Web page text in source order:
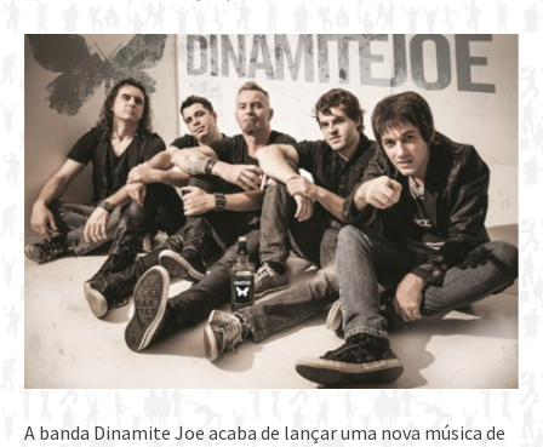
A banda Dinamite Joe acaba de lançar uma nova música de